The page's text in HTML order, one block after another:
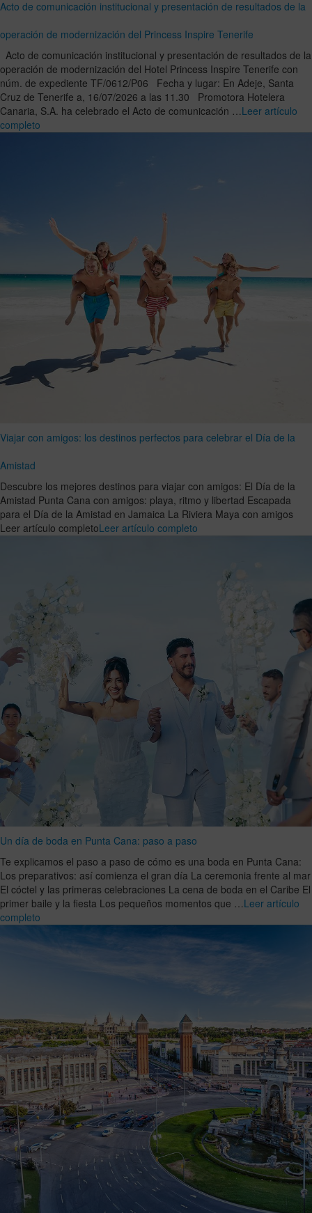
Acto de comunicación institucional y presentación de resultados de la
operación de modernización del Princess Inspire Tenerife
Acto de comunicación institucional y presentación de resultados de la
operación de modernización del Hotel Princess Inspire Tenerife con
núm. de expediente TF/0612/P06 Fecha y lugar: En Adeje, Santa
Cruz de Tenerife a, 16/07/2026 a las 11.30 Promotora Hotelera
Canaria, S.A. ha celebrado el Acto de comunicación …Leer artículo
completo
Viajar con amigos: los destinos perfectos para celebrar el Día de la
Amistad
Descubre los mejores destinos para viajar con amigos: El Día de la
Amistad Punta Cana con amigos: playa, ritmo y libertad Escapada
para el Día de la Amistad en Jamaica La Riviera Maya con amigos
Leer artículo completoLeer artículo completo
Un día de boda en Punta Cana: paso a paso
Te explicamos el paso a paso de cómo es una boda en Punta Cana:
Los preparativos: así comienza el gran día La ceremonia frente al mar
El cóctel y las primeras celebraciones La cena de boda en el Caribe El
primer baile y la fiesta Los pequeños momentos que …Leer artículo
completo